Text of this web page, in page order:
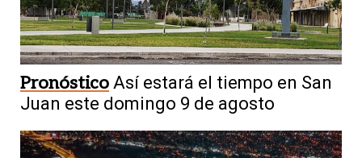
Pronóstico Así estará el tiempo en San
Juan este domingo 9 de agosto